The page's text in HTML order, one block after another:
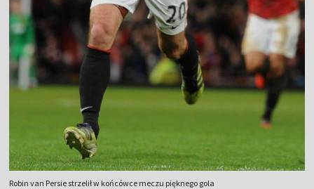
Robin van Persie strzelił w końcówce meczu pięknego gola